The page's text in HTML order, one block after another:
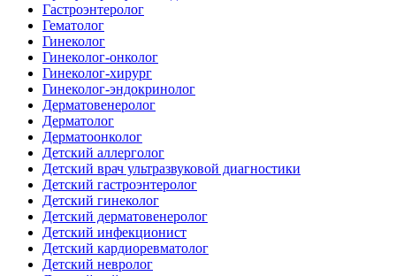
Гастроэнтеролог
Гематолог
Гинеколог
Гинеколог-онколог
Гинеколог-хирург
Гинеколог-эндокринолог
Дерматовенеролог
Дерматолог
Дерматоонколог
Детский аллерголог
Детский врач ультразвуковой диагностики
Детский гастроэнтеролог
Детский гинеколог
Детский дерматовенеролог
Детский инфекционист
Детский кардиоревматолог
Детский невролог